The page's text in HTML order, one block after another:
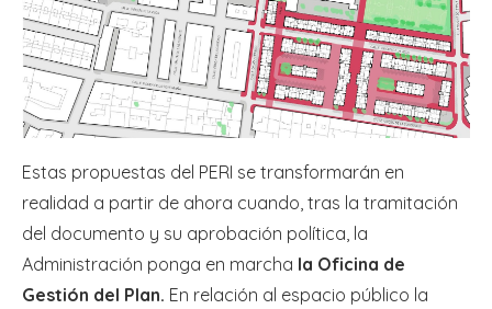
Estas propuestas del PERI se transformarán en
realidad a partir de ahora cuando, tras la tramitación
del documento y su aprobación política, la
Administración ponga en marcha la Oficina de
Gestión del Plan. En relación al espacio público la